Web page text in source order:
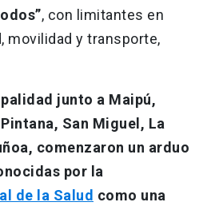
, con limitantes en
movilidad y transporte,
junto a Maipú,
San Miguel, La
comenzaron un arduo
por la
de la Salud como una